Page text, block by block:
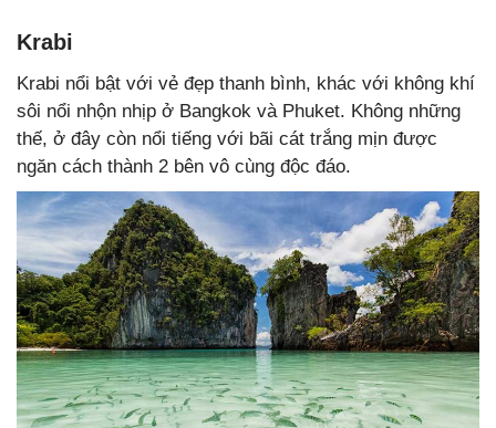
Krabi
Krabi nổi bật với vẻ đẹp thanh bình, khác với không khí
sôi nổi nhộn nhịp ở Bangkok và Phuket. Không những
thế, ở đây còn nổi tiếng với bãi cát trắng mịn được
ngăn cách thành 2 bên vô cùng độc đáo.